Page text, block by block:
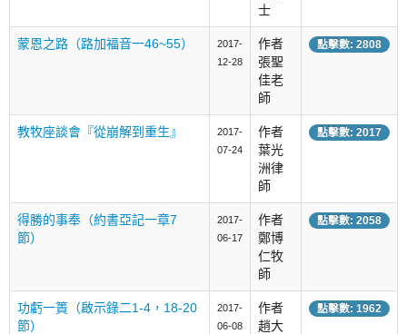
士
蒙恩之路（路加福音一46~55）
2017-
12-28
作者
張聖
佳老
師
點擊數: 2808
教牧座談會『從崩解到重生』
2017-
07-24
作者
葉光
洲律
師
點擊數: 2017
得勝的事奉（約書亞記一章7
節）
2017-
06-17
作者
鄭博
仁牧
師
點擊數: 2058
功虧一簣（啟示錄二1-4，18-20
節）
2017-
06-08
作者
趙大
點擊數: 1962